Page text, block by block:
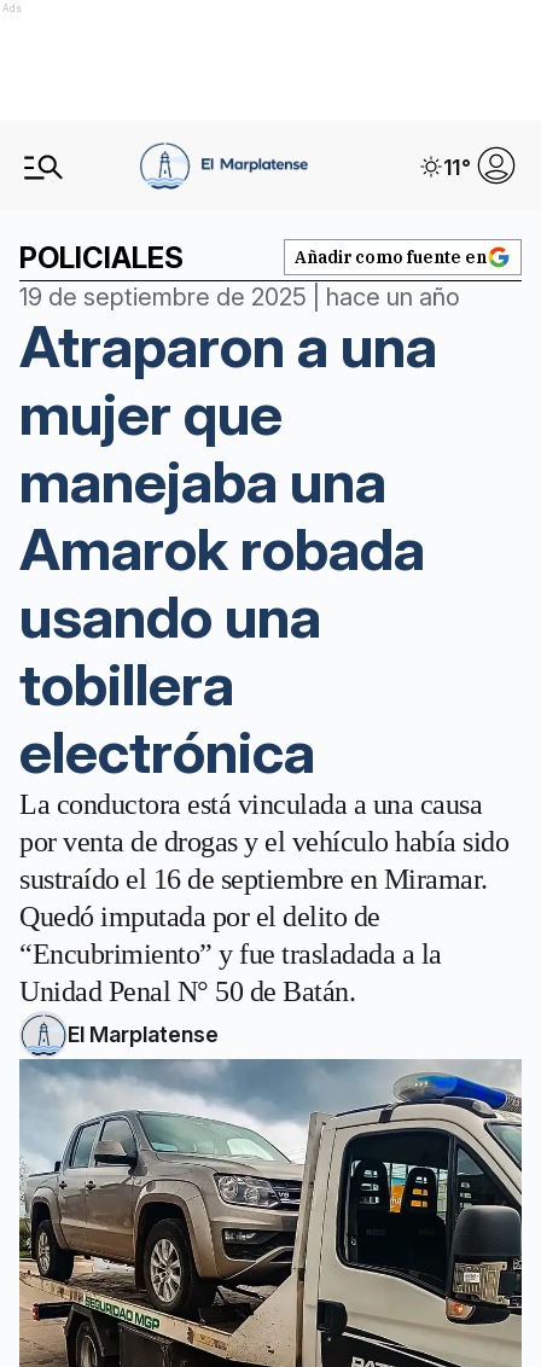
Ads
11°
POLICIALES Añadir como fuente en
19 de septiembre de 2025 | hace un año
Atraparon a una
mujer que
manejaba una
Amarok robada
usando una
tobillera
electrónica
La conductora está vinculada a una causa
por venta de drogas y el vehículo había sido
sustraído el 16 de septiembre en Miramar.
Quedó imputada por el delito de
“Encubrimiento” y fue trasladada a la
Unidad Penal N° 50 de Batán.
El Marplatense